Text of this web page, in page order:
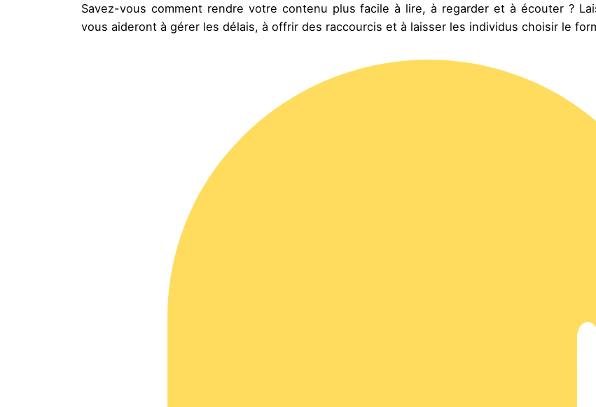
Savez-vous comment rendre votre contenu plus facile à lire, à regarder et à écouter ?
vous aideront à gérer les délais, à offrir des raccourcis et à laisser les individus choisir le